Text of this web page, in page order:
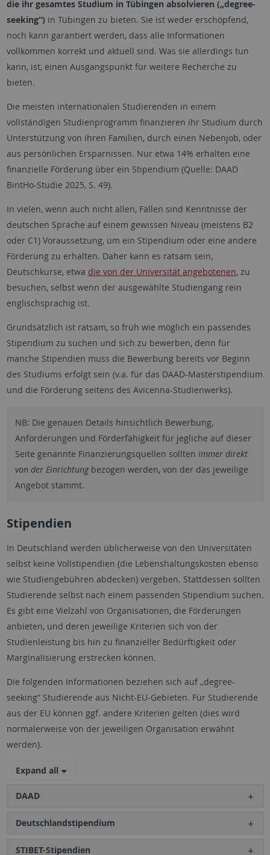
die ihr gesamtes Studium in Tübingen absolvieren („degree-
seeking“) in Tübingen zu bieten. Sie ist weder erschöpfend,
noch kann garantiert werden, dass alle Informationen
vollkommen korrekt und aktuell sind. Was sie allerdings tun
kann, ist, einen Ausgangspunkt für weitere Recherche zu
bieten.
Die meisten internationalen Studierenden in einem
vollständigen Studienprogramm finanzieren ihr Studium durch
Unterstützung von ihren Familien, durch einen Nebenjob, oder
aus persönlichen Ersparnissen. Nur etwa 14% erhalten eine
finanzielle Förderung über ein Stipendium (Quelle: DAAD
BintHo-Studie 2025, S. 49).
In vielen, wenn auch nicht allen, Fällen sind Kenntnisse der
deutschen Sprache auf einem gewissen Niveau (meistens B2
oder C1) Voraussetzung, um ein Stipendium oder eine andere
Förderung zu erhalten. Daher kann es ratsam sein,
Deutschkurse, etwa die von der Universität angebotenen, zu
besuchen, selbst wenn der ausgewählte Studiengang rein
englischsprachig ist.
Grundsätzlich ist ratsam, so früh wie möglich ein passendes
Stipendium zu suchen und sich zu bewerben, denn für
manche Stipendien muss die Bewerbung bereits vor Beginn
des Studiums erfolgt sein (v.a. für das DAAD-Masterstipendium
und die Förderung seitens des Avicenna-Studienwerks).
NB: Die genauen Details hinsichtlich Bewerbung,
Anforderungen und Förderfähigkeit für jegliche auf dieser
Seite genannte Finanzierungsquellen sollten immer direkt
von der Einrichtungbezogen werden, von der das jeweilige
Angebot stammt.
Stipendien
In Deutschland werden üblicherweise von den Universitäten
selbst keine Vollstipendien (die Lebenshaltungskosten ebenso
wie Studiengebühren abdecken) vergeben. Stattdessen sollten
Studierende selbst nach einem passenden Stipendium suchen.
Es gibt eine Vielzahl von Organisationen, die Förderungen
anbieten, und deren jeweilige Kriterien sich von der
Studienleistung bis hin zu finanzieller Bedürftigkeit oder
Marginalisierung erstrecken können.
Die folgenden Informationen beziehen sich auf „degree-
seeking“ Studierende aus Nicht-EU-Gebieten. Für Studierende
aus der EU können ggf. andere Kriterien gelten (dies wird
normalerweise von der jeweiligen Organisation erwähnt
werden).
Expand all
DAAD
Deutschlandstipendium
STIBET-Stipendien